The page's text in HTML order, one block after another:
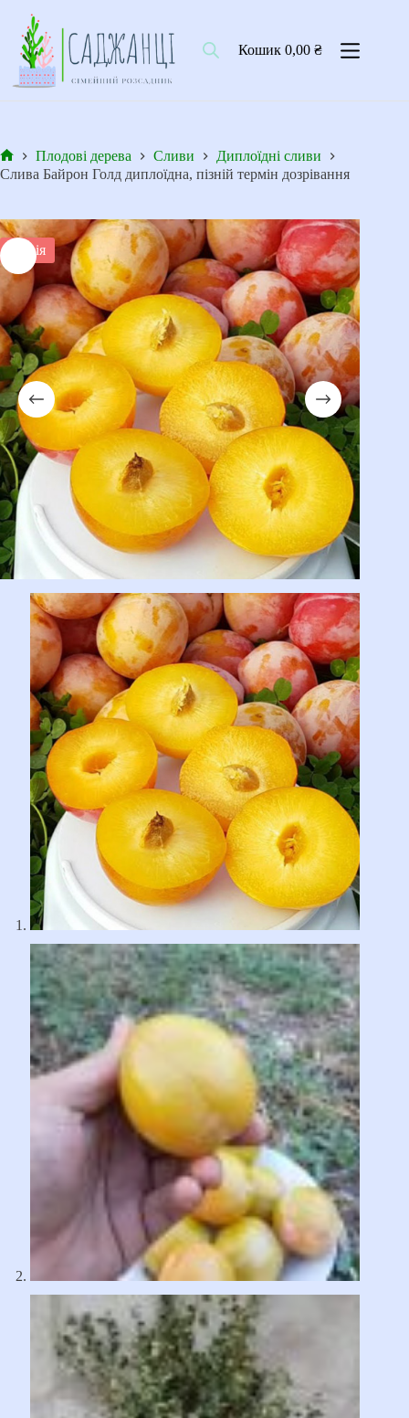
вмісту
Кошик0,00₴
Головна
Плодові дерева Cливи
Диплоїдні сливи
Cлива Байрон Голд диплоїдна, пізній термін дозрівання
Акція